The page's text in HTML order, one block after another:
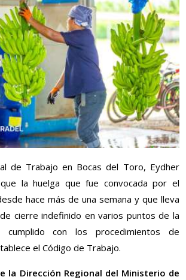
de Trabajo en Bocas del Toro, Eydher
la huelga que fue convocada por el
hace más de una semana y que lleva
cierre indefinido en varios puntos de la
cumplido con los procedimientos de
el Código de Trabajo.
la Dirección Regional del Ministerio de